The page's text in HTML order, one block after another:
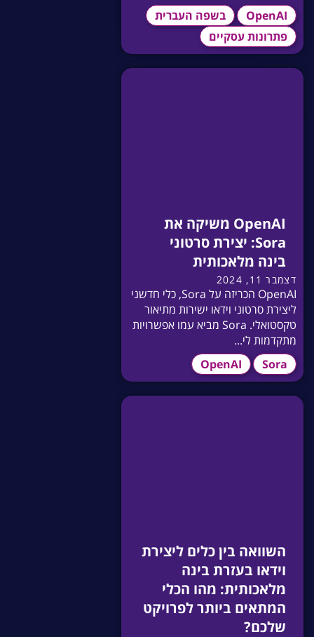
OpenAI
בשפה העברית
פתרונות עסקיים
OpenAI משיקה את
Sora: יצירת סרטוני
בינה מלאכותית
דצמבר 11, 2024
OpenAI הכריזה על Sora, כלי חדשני
ליצירת סרטוני וידאו ישירות מתיאור
טקסטואלי. Sora מביא עמו אפשרויות
מתקדמות לי...
Sora
OpenAI
השוואה בין כלים ליצירת
וידאו בעזרת בינה
מלאכותית: מהו הכלי
המתאים ביותר לפרויקט
שלכם?